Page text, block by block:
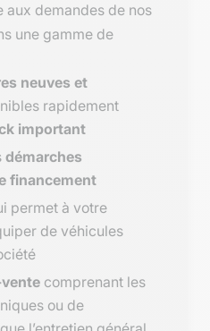
aux demandes de nos
une gamme de
neuves et
rapidement
important
démarches
financement
permet à votre
de véhicules
comprenant les
ou de